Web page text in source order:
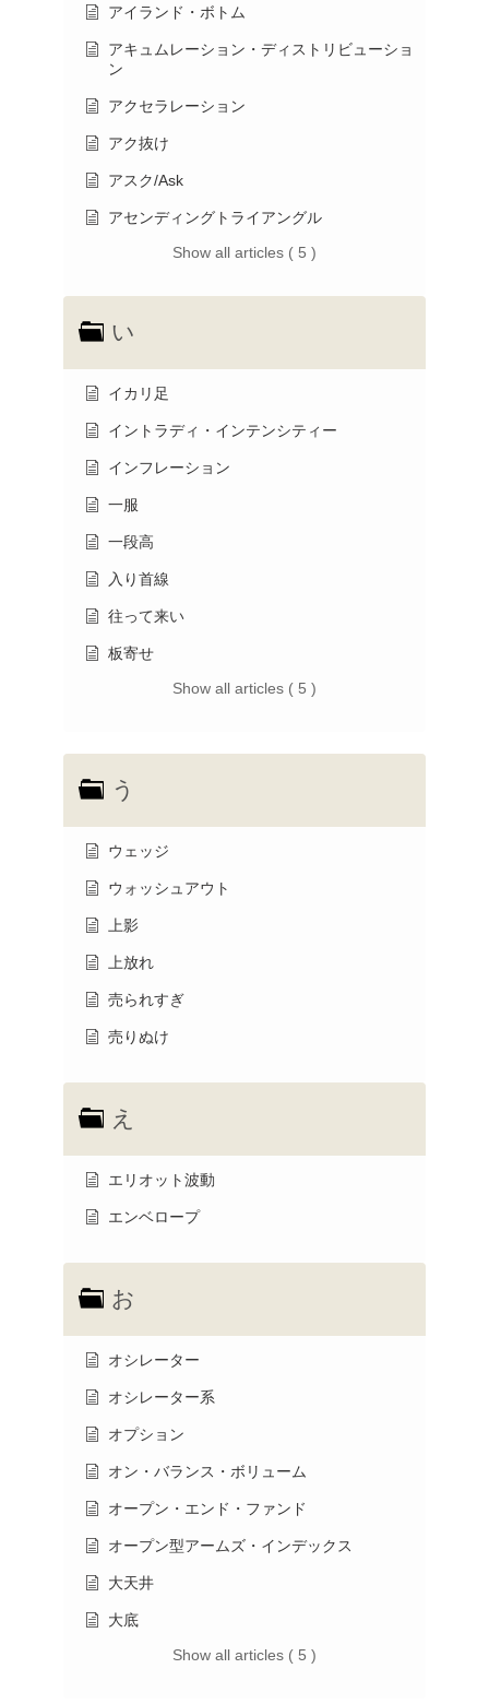
アイランド・ボトム
アキュムレーション・ディストリビューショ
ン
アクセラレーション
アク抜け
アスク/Ask
アセンディングトライアングル
Show all articles ( 5 )
い
イカリ足
イントラディ・インテンシティー
インフレーション
一服
一段高
入り首線
往って来い
板寄せ
Show all articles ( 5 )
う
ウェッジ
ウォッシュアウト
上影
上放れ
売られすぎ
売りぬけ
え
エリオット波動
エンベロープ
お
オシレーター
オシレーター系
オプション
オン・バランス・ボリューム
オープン・エンド・ファンド
オープン型アームズ・インデックス
大天井
大底
Show all articles ( 5 )